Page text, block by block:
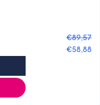
€89,57
€58,88